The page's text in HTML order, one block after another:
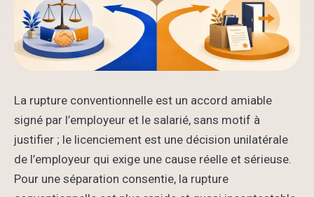
La rupture conventionnelle est un accord amiable
signé par l’employeur et le salarié, sans motif à
justifier ; le licenciement est une décision unilatérale
de l’employeur qui exige une cause réelle et sérieuse.
Pour une séparation consentie, la rupture